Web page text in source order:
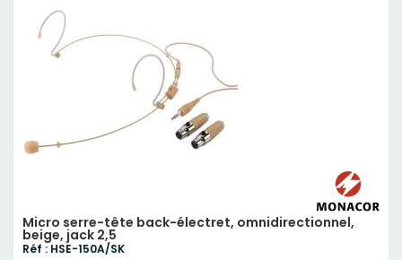
Micro serre-tête back-électret, omnidirectionnel,
beige, jack 2,5
Réf : HSE-150A/SK